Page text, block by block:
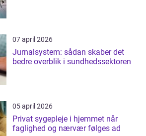
07 april 2026
Jurnalsystem: sådan skaber det
bedre overblik i sundhedssektoren
05 april 2026
Privat sygepleje i hjemmet når
faglighed og nærvær følges ad